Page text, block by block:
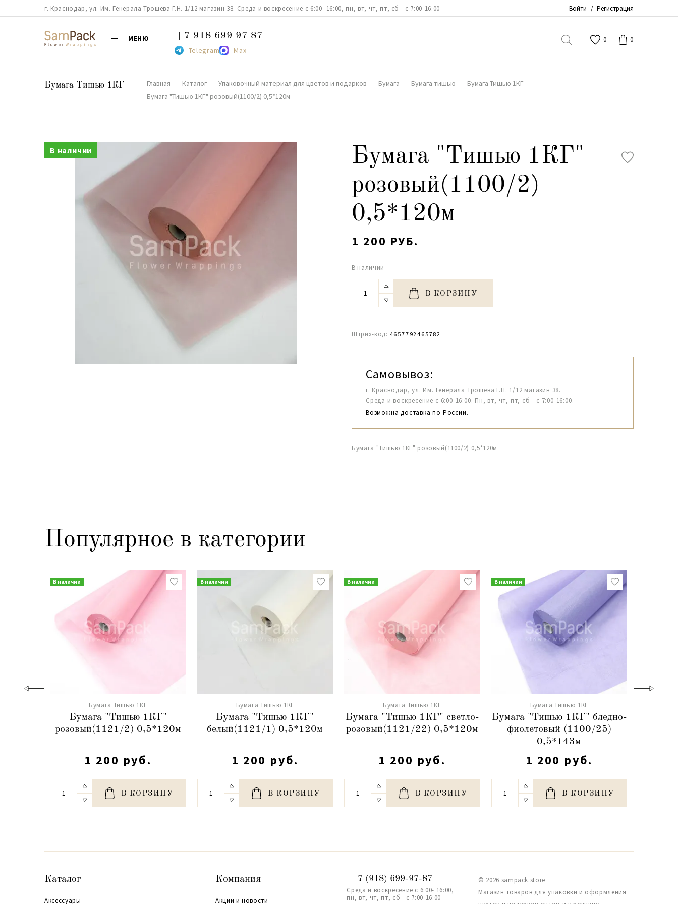
г. Краснодар, ул. Им. Генерала Трошева Г.Н. 1/12 магазин 38. Среда и воскресение с 6:00- 16:00, пн, вт, чт, пт, сб - с 7:00-16:00 Войти / Регистрация
МЕНЮ +7 918 699 97 87
Telegram Max
0 0
Бумага Тишью 1КГ Главная Каталог Упаковочный материал для цветов и подарков Бумага Бумага тишью
Бумага Тишью 1КГ
Бумага "Тишью 1КГ" розовый(1100/2) 0,5*120м
В наличии
Бумага "Тишью 1КГ"
розовый(1100/2)
0,5*120м
1 200 РУБ.
В наличии
В КОРЗИНУ
Штрих-код: 4657792465782
Самовывоз:
г. Краснодар, ул. Им. Генерала Трошева Г.Н. 1/12 магазин 38.
Среда и воскресение с 6:00-16:00. Пн, вт, чт, пт, сб - с 7:00-16:00.
Возможна доставка по России.
Бумага "Тишью 1КГ" розовый(1100/2) 0,5*120м
Популярное в категории
В наличии
Бумага Тишью 1КГ
Бумага "Тишью 1КГ"
розовый(1121/2) 0,5*120м
1 200 руб.
В КОРЗИНУ
В наличии
Бумага Тишью 1КГ
Бумага "Тишью 1КГ"
белый(1121/1) 0,5*120м
1 200 руб.
В КОРЗИНУ
В наличии
Бумага Тишью 1КГ
Бумага "Тишью 1КГ" светло-
розовый(1121/22) 0,5*120м
1 200 руб.
В КОРЗИНУ
В наличии
Бумага Тишью 1КГ
Бумага "Тишью 1КГ" бледно-
фиолетовый (1100/25)
0,5*143м
1 200 руб.
В КОРЗИНУ
Каталог
Аксессуары
Компания
Акции и новости
+ 7 (918) 699-97-87
Среда и воскресение с 6:00- 16:00,
пн, вт, чт, пт, сб - с 7:00-16:00
© 2026 sampack.store
Магазин товаров для упаковки и оформления